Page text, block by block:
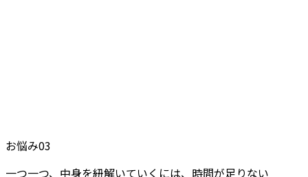
お悩み03
一つ一つ、中身を紐解いていくには、時間が足りない